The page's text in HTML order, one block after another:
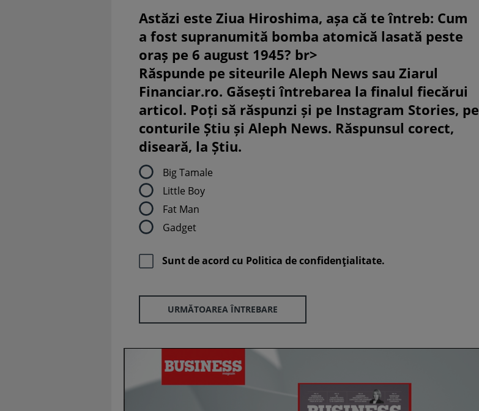
Astăzi este Ziua Hiroshima, așa că te întreb: Cum
a fost supranumită bomba atomică lasată peste
oraș pe 6 august 1945? br>
Răspunde pe siteurile Aleph News sau Ziarul
Financiar.ro. Găsești întrebarea la finalul fiecărui
articol. Poți să răspunzi și pe Instagram Stories, pe
conturile Știu și Aleph News. Răspunsul corect,
diseară, la Știu.
Big Tamale
Little Boy
Fat Man
Gadget
Sunt de acord cu Politica de confidenţialitate.
URMĂTOAREA ÎNTREBARE